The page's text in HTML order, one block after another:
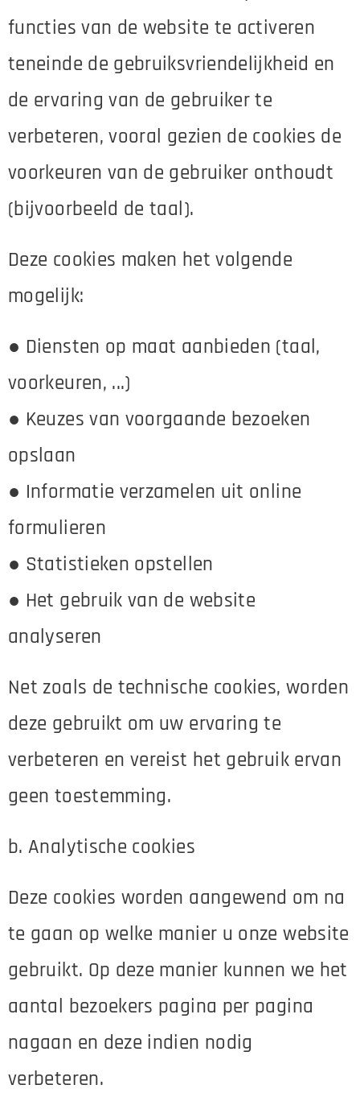
functies van de website te activeren
teneinde de gebruiksvriendelijkheid en
de ervaring van de gebruiker te
verbeteren, vooral gezien de cookies de
voorkeuren van de gebruiker onthoudt
(bijvoorbeeld de taal).
Deze cookies maken het volgende
mogelijk:
● Diensten op maat aanbieden (taal,
voorkeuren, ...)
● Keuzes van voorgaande bezoeken
opslaan
● Informatie verzamelen uit online
formulieren
● Statistieken opstellen
● Het gebruik van de website
analyseren
Net zoals de technische cookies, worden
deze gebruikt om uw ervaring te
verbeteren en vereist het gebruik ervan
geen toestemming.
b. Analytische cookies
Deze cookies worden aangewend om na
te gaan op welke manier u onze website
gebruikt. Op deze manier kunnen we het
aantal bezoekers pagina per pagina
nagaan en deze indien nodig
verbeteren.